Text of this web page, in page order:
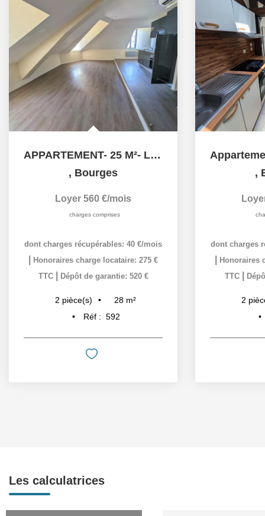
APPARTEMENT- 25 M²- LOI CARREZ- 2° ETG- BOURGES
, Bourges
Loyer 560 €/mois
charges comprises
dont charges récupérables: 40 €/mois
Honoraires charge locataire: 275 €
TTC
Dépôt de garantie: 520 €
2 pièce(s) 28 m²
Réf : 592
,
dont charges
Honoraires
TTC
2
Les calculatrices